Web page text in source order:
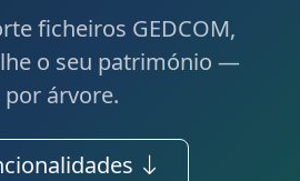
ficheiros GEDCOM,
o seu património —
árvore.